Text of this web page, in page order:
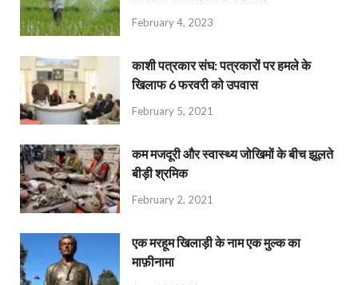
February 4, 2023
काशी पत्रकार संघ: पत्रकारों पर हमले के
खिलाफ 6 फरवरी को उपवास
February 5, 2021
कम मजदूरी और स्वास्थ्य जोखिमों के बीच झूलते
बीड़ी श्रमिक
February 2, 2021
एक मरहूम खिलाड़ी के नाम एक मुल्क का
माफ़ीनामा